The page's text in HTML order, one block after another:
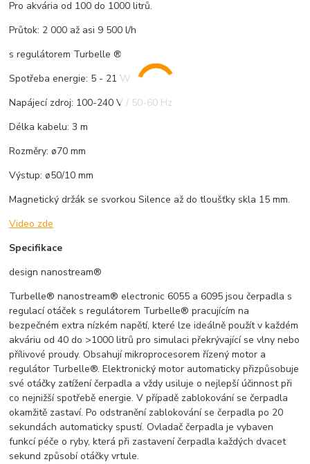
Pro akvária od 100 do 1000 litrů.
Průtok: 2 000 až asi 9 500 l/h
s regulátorem Turbelle ®
Spotřeba energie: 5 - 21 W
Napájecí zdroj: 100-240 V / 50-60 Hz
Délka kabelu: 3 m
Rozměry: ø70 mm
Výstup: ø50/10 mm
Magnetický držák se svorkou Silence až do tloušťky skla 15 mm.
Video zde
Specifikace
design nanostream®
Turbelle® nanostream® electronic 6055 a 6095 jsou čerpadla s
regulací otáček s regulátorem Turbelle® pracujícím na
bezpečném extra nízkém napětí, které lze ideálně použít v každém
akváriu od 40 do >1000 litrů pro simulaci překrývající se vlny nebo
přílivové proudy. Obsahují mikroprocesorem řízený motor a
regulátor Turbelle®. Elektronický motor automaticky přizpůsobuje
své otáčky zatížení čerpadla a vždy usiluje o nejlepší účinnost při
co nejnižší spotřebě energie. V případě zablokování se čerpadla
okamžitě zastaví. Po odstranění zablokování se čerpadla po 20
sekundách automaticky spustí. Ovladač čerpadla je vybaven
funkcí péče o ryby, která při zastavení čerpadla každých dvacet
sekund způsobí otáčky vrtule.